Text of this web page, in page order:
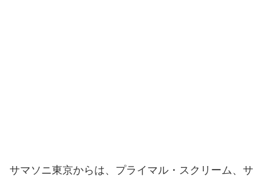
サマソニ東京からは、プライマル・スクリーム、サ